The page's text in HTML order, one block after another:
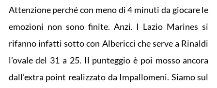
Attenzione perché con meno di 4 minuti da giocare le
emozioni non sono finite. Anzi. I Lazio Marines si
rifanno infatti sotto con Albericci che serve a Rinaldi
l’ovale del 31 a 25. Il punteggio è poi mosso ancora
dall’extra point realizzato da Impallomeni. Siamo sul